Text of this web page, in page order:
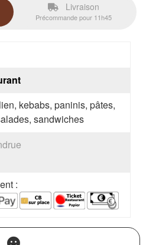
Livraison
Précommande pour 11h45
kebabs, paninis, pâtes,
sandwiches
: